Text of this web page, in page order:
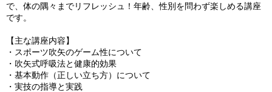
で、体の隅々までリフレッシュ！年齢、性別を問わず楽しめる講座
です。
【主な講座内容】
・スポーツ吹矢のゲーム性について
・吹矢式呼吸法と健康的効果
・基本動作（正しい立ち方）について
・実技の指導と実践